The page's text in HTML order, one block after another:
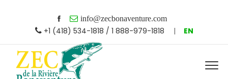
info@zecbonaventure.com
+1 (418) 534-1818 / 1 888-979-1818 | EN